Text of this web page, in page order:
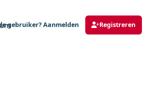
gebruiker? Aanmelden Registreren